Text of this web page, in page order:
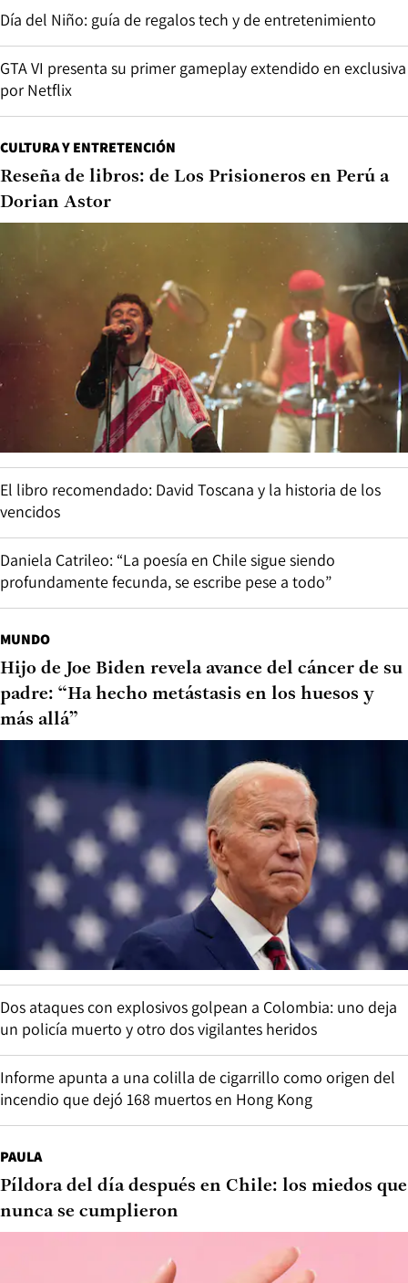
Día del Niño: guía de regalos tech y de entretenimiento
GTA VI presenta su primer gameplay extendido en exclusiva
por Netflix
CULTURA Y ENTRETENCIÓN
Reseña de libros: de Los Prisioneros en Perú a
Dorian Astor
El libro recomendado: David Toscana y la historia de los
vencidos
Daniela Catrileo: “La poesía en Chile sigue siendo
profundamente fecunda, se escribe pese a todo”
MUNDO
Hijo de Joe Biden revela avance del cáncer de su
padre: “Ha hecho metástasis en los huesos y
más allá”
Dos ataques con explosivos golpean a Colombia: uno deja
un policía muerto y otro dos vigilantes heridos
Informe apunta a una colilla de cigarrillo como origen del
incendio que dejó 168 muertos en Hong Kong
PAULA
Píldora del día después en Chile: los miedos que
nunca se cumplieron